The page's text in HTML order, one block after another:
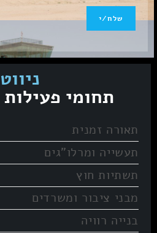
שלח/י
ניווט
תחומי פעילות
תאורה זמנית
תעשייה ומרלו”גים
תשתיות חוץ
מבני ציבור ומשרדים
בנייה רוויה